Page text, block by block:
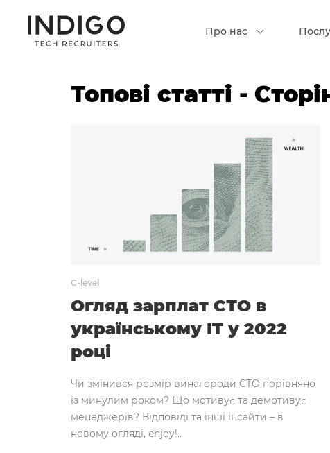
Про нас
Топові статті -
C-level
Огляд зарплат СТО в
українському IT у 2022
році
Чи змінився розмір винагороди CTO порівняно
із минулим роком? Що мотивує та демотивує
менеджерів? Відповіді та інші інсайти – в
новому огляді, enjoy!..